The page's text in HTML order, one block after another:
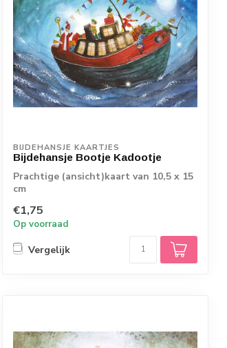
BIJDEHANSJE KAARTJES
Bijdehansje Bootje Kadootje
Prachtige (ansicht)kaart van 10,5 x 15
cm
€1,75
Op voorraad
Vergelijk